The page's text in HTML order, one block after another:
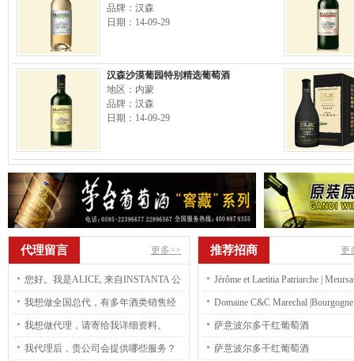
品牌：汉森
日期：14-09-29
汉森沙漠葡园特别精选葡萄酒
地区：内蒙
品牌：汉森
日期：14-09-29
代理留言 更多>>
您好。我是ALICE, 来自INSTANTA 公
司 我们 公司是越南速溶咖啡工厂，现
在我们主要是帮助客户代加工客户的
私有品牌（OEM），比如是冻干咖
我想做全国总代，有多年酒类销售经
验，请尽快联系我。
我想做代理，请寄给我详细资料。
我代理后，贵公司会提供哪些服务？
推荐招商 更
Jérôme et Laetitia Patriarche |
premier cru blanc Charmes Dessus
Domaine C&C Marechal
D’Or Rouge
萨意波尔多干红葡萄酒
萨意波尔多干红葡萄酒